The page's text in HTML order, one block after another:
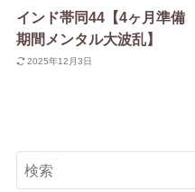
インド帯同44【4ヶ月準備
期間メンタル大波乱】
2025年12月3日